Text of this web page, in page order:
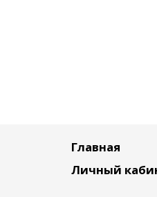
Главная
Личный